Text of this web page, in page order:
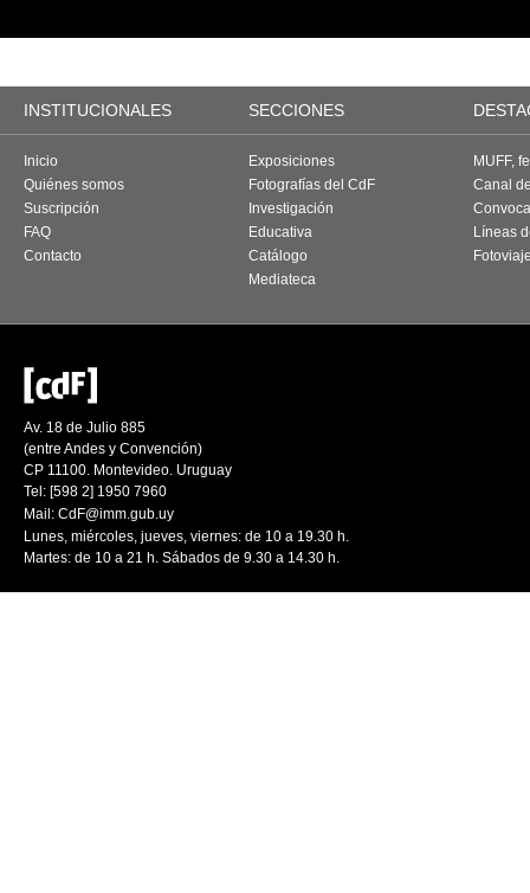
INSTITUCIONALES SECCIONES
Inicio
Quiénes somos
Suscripción
FAQ
Contacto
Exposiciones
Fotografías del CdF
Investigación
Educativa
Catálogo
Mediateca
MUFF,
Canal
Líneas
Av. 18 de Julio 885
(entre Andes y Convención)
CP 11100. Montevideo. Uruguay
Tel: [598 2] 1950 7960
Mail: CdF@imm.gub.uy
Lunes, miércoles, jueves, viernes: de 10 a 19.30 h.
Martes: de 10 a 21 h. Sábados de 9.30 a 14.30 h.